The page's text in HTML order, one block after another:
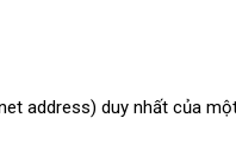
address) duy nhất của